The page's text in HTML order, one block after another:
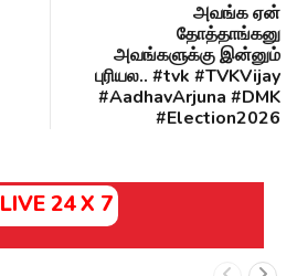
அவங்க ஏன்
தோத்தாங்கனு
அவங்களுக்கு இன்னும்
புரியல.. #tvk #TVKVijay‌
#AadhavArjuna #DMK
#Election2026
LIVE 24 X 7